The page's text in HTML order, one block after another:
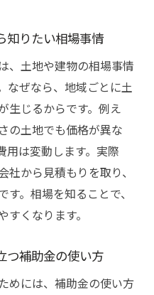
知りたい相場事情
、土地や建物の相場事情
なぜなら、地域ごとに土
生じるからです。例え
の土地でも価格が異な
用は変動します。実際
から見積もりを取り、
。相場を知ることで、
くなります。
つ補助金の使い方
めには、補助金の使い方